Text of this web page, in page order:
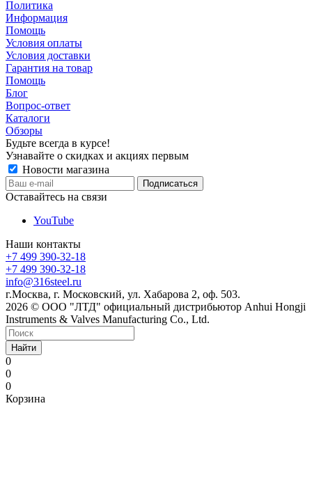
Политика
Информация
Помощь
Условия оплаты
Условия доставки
Гарантия на товар
Помощь
Блог
Вопрос-ответ
Каталоги
Обзоры
Будьте всегда в курсе!
Узнавайте о скидках и акциях первым
Новости магазина
Оставайтесь на связи
YouTube
Наши контакты
+7 499 390-32-18
+7 499 390-32-18
info@316steel.ru
г.Москва, г. Московский, ул. Хабарова 2, оф. 503.
2026 © ООО "ЛТД" официальный дистрибьютор Anhui Hongji
Instruments & Valves Manufacturing Co., Ltd.
Найти
0
0
0
Корзина